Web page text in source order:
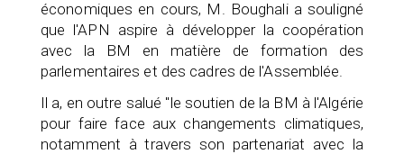
économiques en cours, M. Boughali a souligné
que l'APN aspire à développer la coopération
avec la BM en matière de formation des
parlementaires et des cadres de l'Assemblée.
Il a, en outre salué "le soutien de la BM à l'Algérie
pour faire face aux changements climatiques,
notamment à travers son partenariat avec la